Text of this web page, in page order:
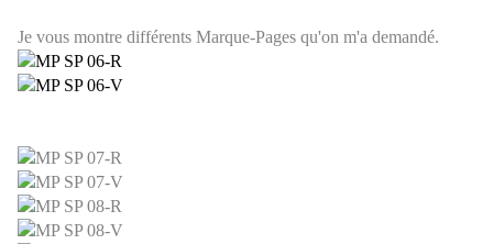
Je vous montre différents Marque-Pages qu'on m'a demandé.